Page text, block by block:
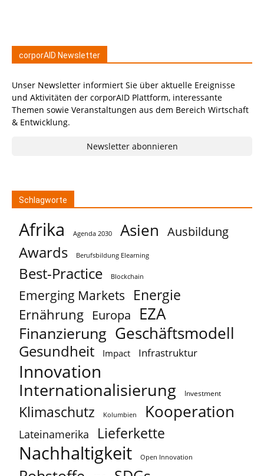
corporAID Newsletter
Unser Newsletter informiert Sie über aktuelle Ereignisse
und Aktivitäten der corporAID Plattform, interessante
Themen sowie Veranstaltungen aus dem Bereich Wirtschaft
& Entwicklung.
Newsletter abonnieren
Schlagworte
Afrika Agenda 2030 Asien Ausbildung
Awards Berufsbildung Elearning
Best-Practice Blockchain
Emerging Markets Energie
Ernährung Europa EZA
Finanzierung Geschäftsmodell
Gesundheit Impact Infrastruktur
Innovation
Internationalisierung Investment
Klimaschutz Kolumbien Kooperation
Lateinamerika Lieferkette
Nachhaltigkeit Open Innovation